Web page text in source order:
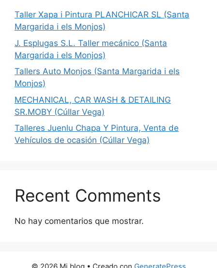
Taller Xapa i Pintura PLANCHICAR SL (Santa
Margarida i els Monjos)
J. Esplugas S.L. Taller mecánico (Santa
Margarida i els Monjos)
Tallers Auto Monjos (Santa Margarida i els
Monjos)
MECHANICAL, CAR WASH & DETAILING
SR.MOBY (Cúllar Vega)
Talleres Juenlu Chapa Y Pintura, Venta de
Vehículos de ocasión (Cúllar Vega)
Recent Comments
No hay comentarios que mostrar.